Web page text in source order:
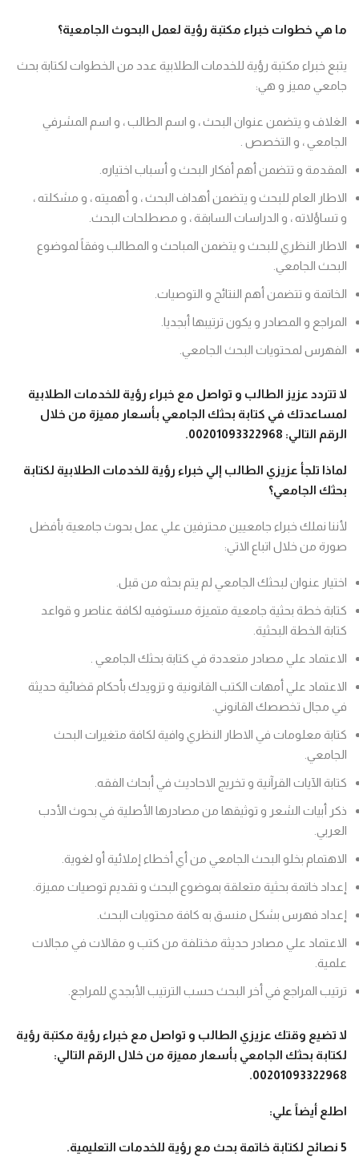
ما هي خطوات خبراء مكتبة رؤية لعمل البحوث الجامعية؟
يتبع خبراء مكتبة رؤية للخدمات الطلابية عدد من الخطوات لكتابة بحث
جامعي مميز و هي:
الغلاف و يتضمن عنوان البحث ، و اسم الطالب ، و اسم المشرفي
الجامعي ، و التخصص .
المقدمة و تتضمن أهم أفكار البحث و أسباب اختياره.
الاطار العام للبحث و يتضمن أهداف البحث ، و أهميته ، و مشكلته ،
و تساؤلاته ، و الدراسات السابقة ، و مصطلحات البحث.
الاطار النظري للبحث و يتضمن المباحث و المطالب وفقاً لموضوع
البحث الجامعي.
الخاتمة و تتضمن أهم النتائج و التوصيات.
المراجع و المصادر و يكون ترتيبها أبجديا.
الفهرس لمحتويات البحث الجامعي.
لا تتردد عزيز الطالب و تواصل مع خبراء رؤية للخدمات الطلابية
لمساعدتك في كتابة بحثك الجامعي بأسعار مميزة من خلال
الرقم التالي:
00201093322968
.
لماذا تلجأ عزيزي الطالب إلي خبراء رؤية للخدمات الطلابية لكتابة
بحثك الجامعي؟
لأننا نملك خبراء جامعيين محترفين علي عمل بحوث جامعية بأفضل
صورة من خلال اتباع الاتي:
اختيار عنوان لبحثك الجامعي لم يتم بحثه من قبل.
كتابة خطة بحثية جامعية متميزة مستوفيه لكافة عناصر و قواعد
كتابة الخطة البحثية.
الاعتماد علي مصادر متعددة في كتابة بحثك الجامعي .
الاعتماد علي أمهات الكتب القانونية و تزويدك بأحكام قضائية حديثة
في مجال تخصصك القانوني.
كتابة معلومات في الاطار النظري وافية لكافة متغيرات البحث
الجامعي.
كتابة الآيات القرآنية و تخريج الاحاديث في أبحاث الفقه.
ذكر أبيات الشعر و توثيقها من مصادرها الأصلية في بحوث الأدب
العربي.
الاهتمام بخلو البحث الجامعي من أي أخطاء إملائية أو لغوية.
إعداد خاتمة بحثية متعلقة بموضوع البحث و تقديم توصيات مميزة.
إعداد فهرس بشكل منسق به كافة محتويات البحث.
الاعتماد علي مصادر حديثة مختلفة من كتب و مقالات في مجالات
علمية.
ترتيب المراجع في أخر البحث حسب الترتيب الأبجدي للمراجع.
لا تضيع وقتك عزيزي الطالب و تواصل مع خبراء رؤية مكتبة رؤية
لكتابة بحثك الجامعي بأسعار مميزة من خلال الرقم التالي:
00201093322968
.
اطلع أيضاً علي:
5 نصائح لكتابة خاتمة بحث مع رؤية للخدمات التعليمية.